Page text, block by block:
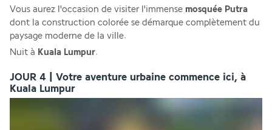
Vous aurez l'occasion de visiter l'immense mosquée Putra
dont la construction colorée se démarque complètement du
paysage moderne de la ville.
Nuit à Kuala Lumpur.
JOUR 4 | Votre aventure urbaine commence ici, à
Kuala Lumpur